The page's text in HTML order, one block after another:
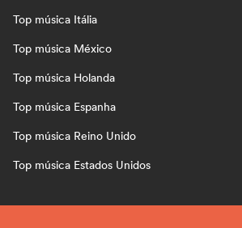
Top música Itália
Top música México
Top música Holanda
Top música Espanha
Top música Reino Unido
Top música Estados Unidos